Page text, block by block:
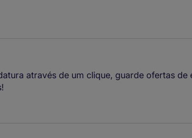
através de um clique, guarde ofertas